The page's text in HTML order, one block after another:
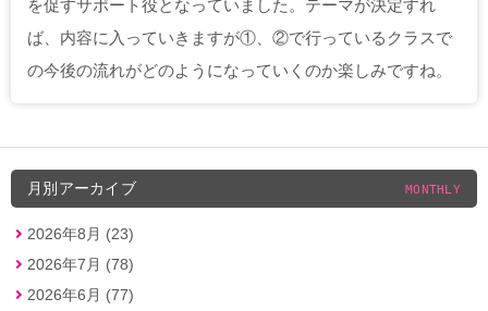
を促すサポート役となっていました。テーマが決定すれ
ば、内容に入っていきますが①、②で行っているクラスで
の今後の流れがどのようになっていくのか楽しみですね。
月別アーカイブ MONTHLY
2026年8月 (23)
2026年7月 (78)
2026年6月 (77)